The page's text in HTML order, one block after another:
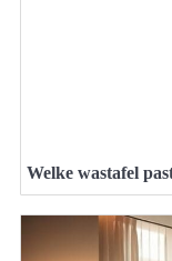
Welke wastafel